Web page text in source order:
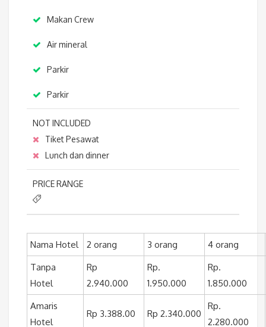
Makan Crew
Air mineral
Parkir
Parkir
NOT INCLUDED
Tiket Pesawat
Lunch dan dinner
PRICE RANGE
Nama Hotel 2 orang 3 orang
4 orang
Tanpa
Hotel
Rp
2.940.000
Rp.
1.950.000
Rp.
1.850.000
Amaris
Hotel
Rp 3.388.00 Rp 2.340.000
Rp.
2.280.000